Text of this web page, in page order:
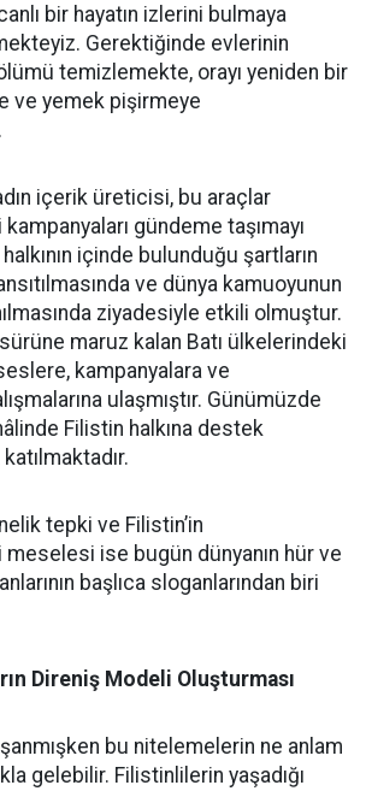
bir hayatın izlerini bulmaya
Gerektiğinde evlerinin
temizlemekte, orayı yeniden bir
ve yemek pişirmeye
içerik üreticisi, bu araçlar
gündeme taşımayı
içinde bulunduğu şartların
ve dünya kamuoyunun
ziyadesiyle etkili olmuştur.
maruz kalan Batı ülkelerindeki
kampanyalara ve
ulaşmıştır. Günümüzde
Filistin halkına destek
tepki ve Filistin’in
ise bugün dünyanın hür ve
başlıca sloganlarından biri
Direniş Modeli Oluşturması
bu nitelemelerin ne anlam
gelebilir. Filistinlilerin yaşadığı